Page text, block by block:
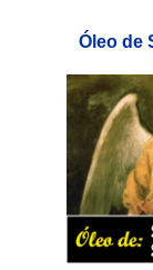
Óleo de